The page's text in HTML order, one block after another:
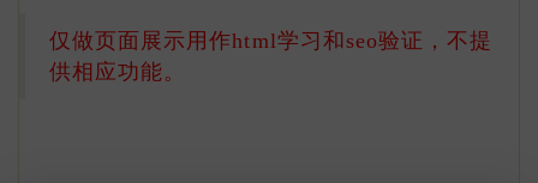
仅做页面展示用作html学习和seo验证，不提
供相应功能。